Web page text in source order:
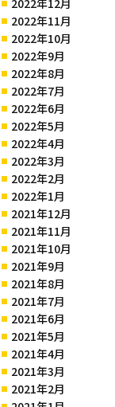
2022年12月
2022年11月
2022年10月
2022年9月
2022年8月
2022年7月
2022年6月
2022年5月
2022年4月
2022年3月
2022年2月
2022年1月
2021年12月
2021年11月
2021年10月
2021年9月
2021年8月
2021年7月
2021年6月
2021年5月
2021年4月
2021年3月
2021年2月